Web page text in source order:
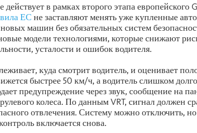
действует в рамках второго этапа
ЕС не заставляют менять уже купленные
машин без обязательных систем
модели технологиями, которые снижают
усталости и ошибок водителя.
куда смотрит водитель, и оценивает
быстрее 50 км/ч, а водитель слишком
предупреждение через звук, сообщение на
колеса. По данным VRT, сигнал должен
отвлечения. Систему можно отключить, но
включается снова.